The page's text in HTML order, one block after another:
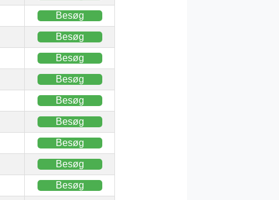
Besøg
Besøg
Besøg
Besøg
Besøg
Besøg
Besøg
Besøg
Besøg